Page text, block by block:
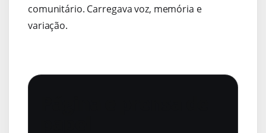
comunitário. Carregava voz, memória e
variação.